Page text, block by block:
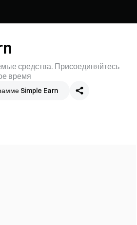
средства. Присоединяйтесь
время
Simple Earn